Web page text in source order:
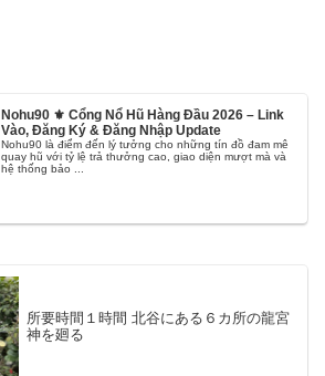
Nohu90 ⚜️ Cổng Nổ Hũ Hàng Đầu 2026 – Link
Vào, Đăng Ký & Đăng Nhập Update
Nohu90 là điểm đến lý tưởng cho những tín đồ đam mê
quay hũ với tỷ lệ trả thưởng cao, giao diện mượt mà và
hệ thống bảo ...
所要時間１時間 北谷にある６カ所の龍宮
神を廻る